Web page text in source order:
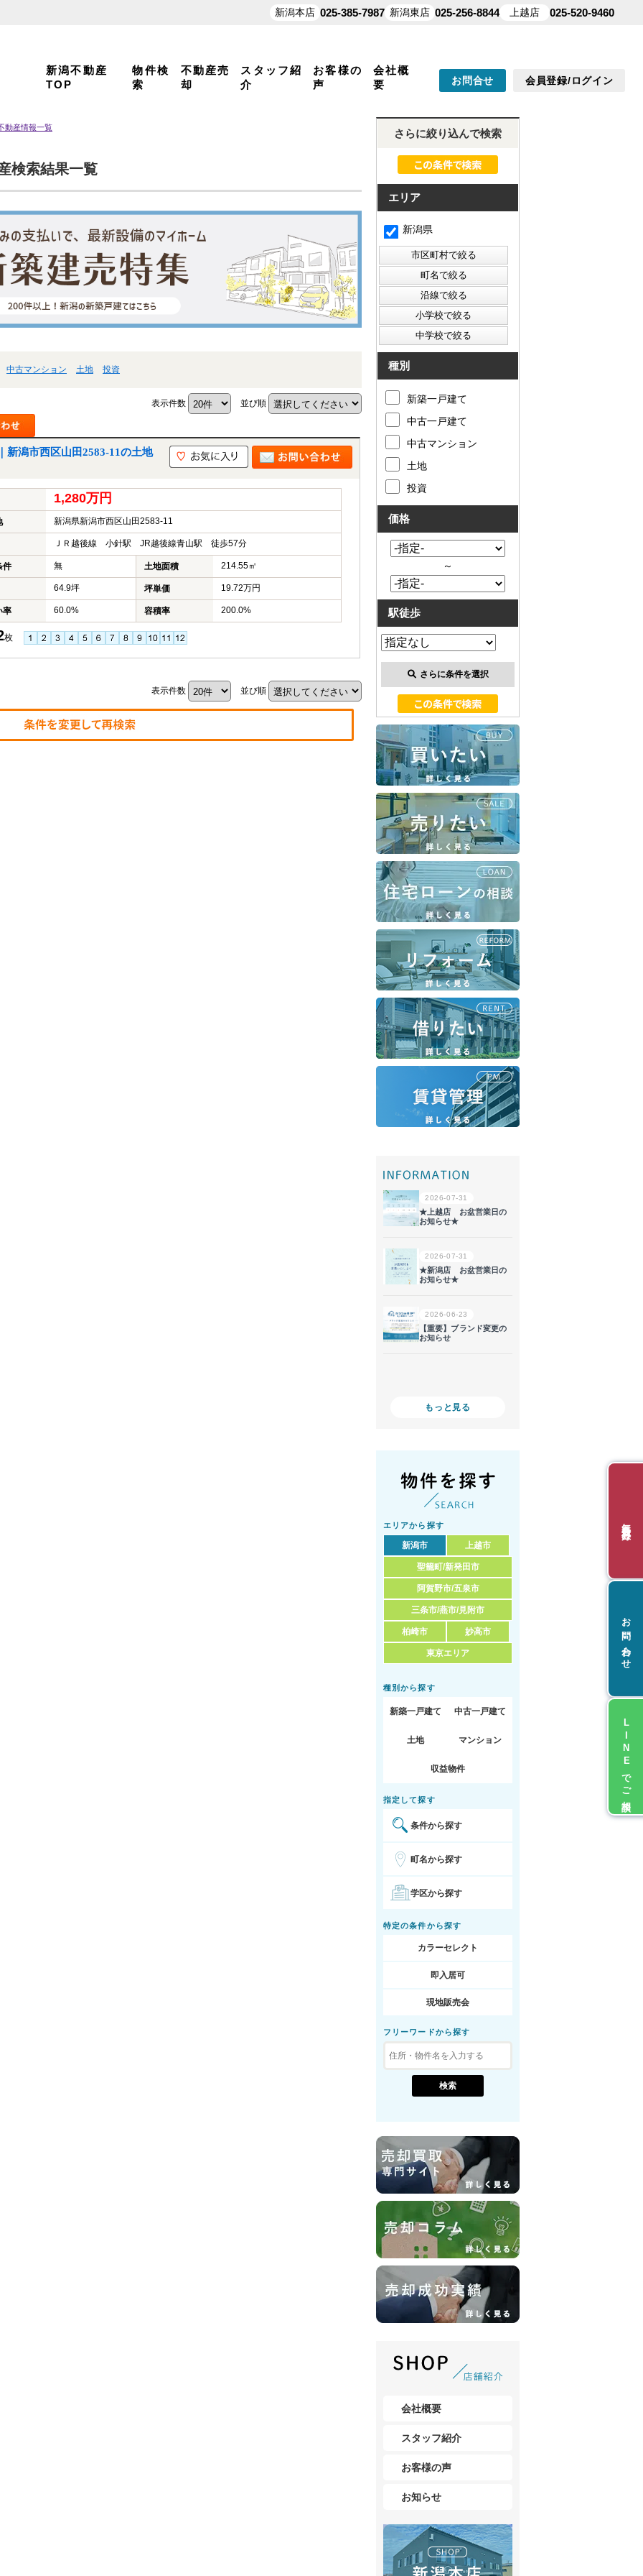
新潟不動産
TOP
物件検
索
不動産売
却
スタッフ紹
介
お客様の
声
会社概
要
お問合せ 会員登録/ログイン
動産情報一覧
検索結果一覧
中古マンション 土地 投資
表示件数 並び順
潟市西区山田2583-11の土地
1,280万円
新潟県新潟市西区山田2583-11
ＪＲ越後線 小針駅 JR越後線青山駅 徒歩57分
件 無 土地面積 214.55㎡
64.9坪 坪単価 19.72万円
率 60.0% 容積率 200.0%
枚
表示件数 並び順
さらに絞り込んで検索
エリア
新潟県
種別
新築一戸建て
中古一戸建て
中古マンション
土地
投資
価格
～
駅徒歩
さらに条件を選択
もっと見る
エリアから探す
新潟市 上越市
聖籠町/新発田市
阿賀野市/五泉市
三条市/燕市/見附市
柏崎市 妙高市
東京エリア
種別から探す
新築一戸建て 中古一戸建て
土地 マンション
収益物件
指定して探す
条件から探す
町名から探す
学区から探す
特定の条件から探す
カラーセレクト
即入居可
現地販売会
フリーワードから探す
会社概要
スタッフ紹介
お客様の声
お知らせ
新潟本店 025-385-7987 新潟東店 025-256-8844 上越店 025-520-9460
お問い合わせ
LINEでご相談